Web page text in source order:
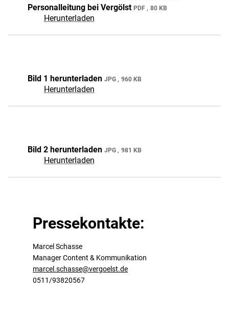
Personalleitung bei Vergölst PDF 80 KB
Herunterladen
Bild 1 herunterladen JPG 960 KB
Herunterladen
Bild 2 herunterladen JPG 981 KB
Herunterladen
Pressekontakte:
Marcel Schasse
Manager Content & Kommunikation
marcel.schasse@vergoelst.de
0511/93820567